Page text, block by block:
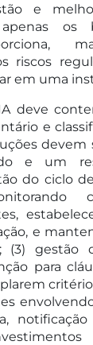
e
os
riscos
em uma
deve
e
e um
do ciclo
e
(3) gestão
para